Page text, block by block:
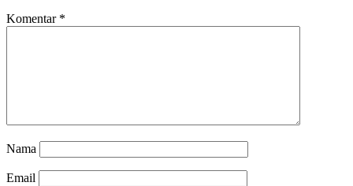
Komentar *
Nama
Email